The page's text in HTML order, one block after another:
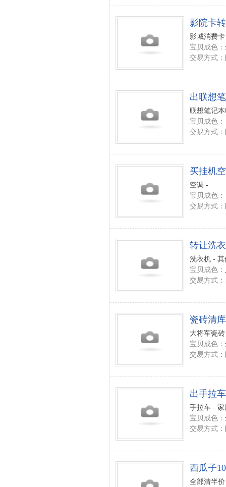
影院卡
影城消费
宝贝成色：
交易方式：
出联想
联想笔记
宝贝成色：
交易方式：
买挂机
空调 -
宝贝成色：
交易方式：
转让洗
洗衣机 - 其
宝贝成色：
交易方式：
瓷砖清
大将军瓷
宝贝成色：
交易方式：
出手拉车
手拉车 - 家
宝贝成色：
交易方式：
西瓜子
全部清半